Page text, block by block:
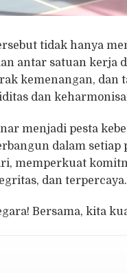
tidak hanya
antar satuan kerja
kemenangan, dan
dan
menjadi pesta
dalam
memperkuat
dan terpercaya.
Bersama, kita